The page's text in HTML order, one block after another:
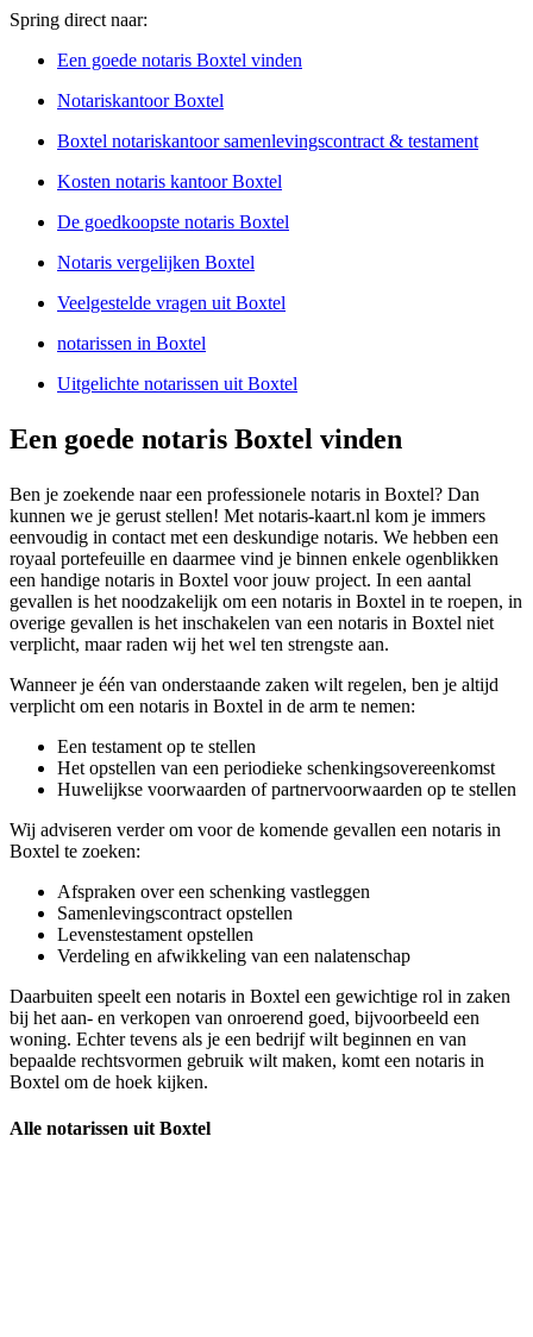
Spring direct naar:
Een goede notaris Boxtel vinden
Notariskantoor Boxtel
Boxtel notariskantoor samenlevingscontract & testament
Kosten notaris kantoor Boxtel
De goedkoopste notaris Boxtel
Notaris vergelijken Boxtel
Veelgestelde vragen uit Boxtel
notarissen in Boxtel
Uitgelichte notarissen uit Boxtel
Een goede notaris Boxtel vinden
Ben je zoekende naar een professionele notaris in Boxtel? Dan
kunnen we je gerust stellen! Met notaris-kaart.nl kom je immers
eenvoudig in contact met een deskundige notaris. We hebben een
royaal portefeuille en daarmee vind je binnen enkele ogenblikken
een handige notaris in Boxtel voor jouw project. In een aantal
gevallen is het noodzakelijk om een notaris in Boxtel in te roepen, in
overige gevallen is het inschakelen van een notaris in Boxtel niet
verplicht, maar raden wij het wel ten strengste aan.
Wanneer je één van onderstaande zaken wilt regelen, ben je altijd
verplicht om een notaris in Boxtel in de arm te nemen:
Een testament op te stellen
Het opstellen van een periodieke schenkingsovereenkomst
Huwelijkse voorwaarden of partnervoorwaarden op te stellen
Wij adviseren verder om voor de komende gevallen een notaris in
Boxtel te zoeken:
Afspraken over een schenking vastleggen
Samenlevingscontract opstellen
Levenstestament opstellen
Verdeling en afwikkeling van een nalatenschap
Daarbuiten speelt een notaris in Boxtel een gewichtige rol in zaken
bij het aan- en verkopen van onroerend goed, bijvoorbeeld een
woning. Echter tevens als je een bedrijf wilt beginnen en van
bepaalde rechtsvormen gebruik wilt maken, komt een notaris in
Boxtel om de hoek kijken.
Alle notarissen uit Boxtel